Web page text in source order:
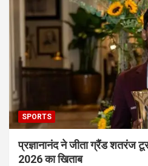
SPORTS
प्रज्ञानानंद ने जीता ग्रैंड शतरंज
2026 का खिताब